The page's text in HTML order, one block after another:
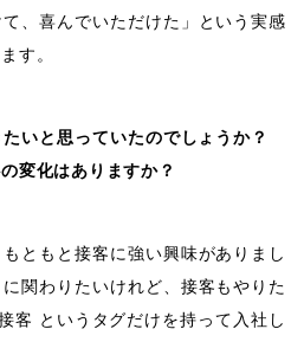
、喜んでいただけた」という実感
す。
いと思っていたのでしょうか？
変化はありますか？
ともと接客に強い興味がありまし
関わりたいけれど、接客もやりた
というタグだけを持って入社し